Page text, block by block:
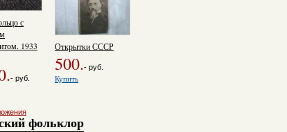
с
1933
- руб.
Открытки СССР
500.- руб.
Купить
фольклор